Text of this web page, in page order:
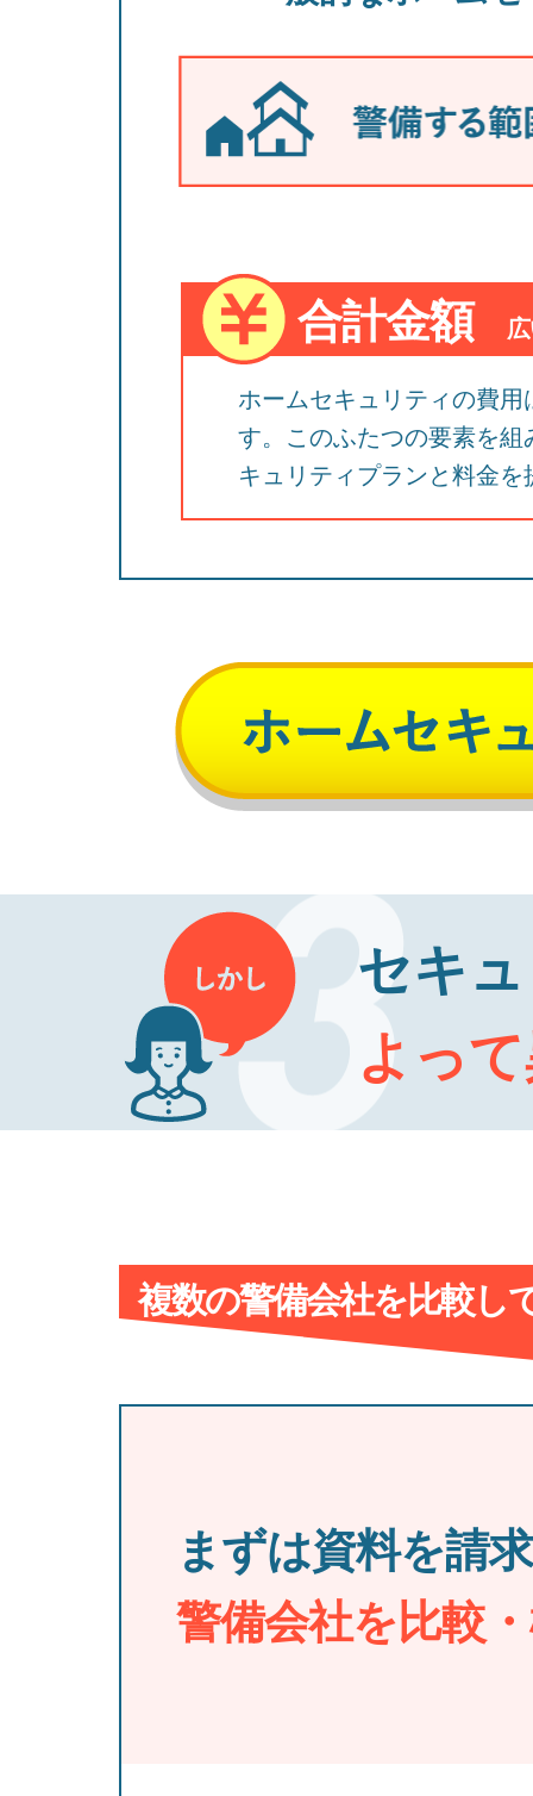
合計金額
ホームセキュリティの費
す。このふたつの要素を
キュリティプランと料金
セキ
よっ
複数の警備会社を比較し
まずは資料を請
警備会社を比較